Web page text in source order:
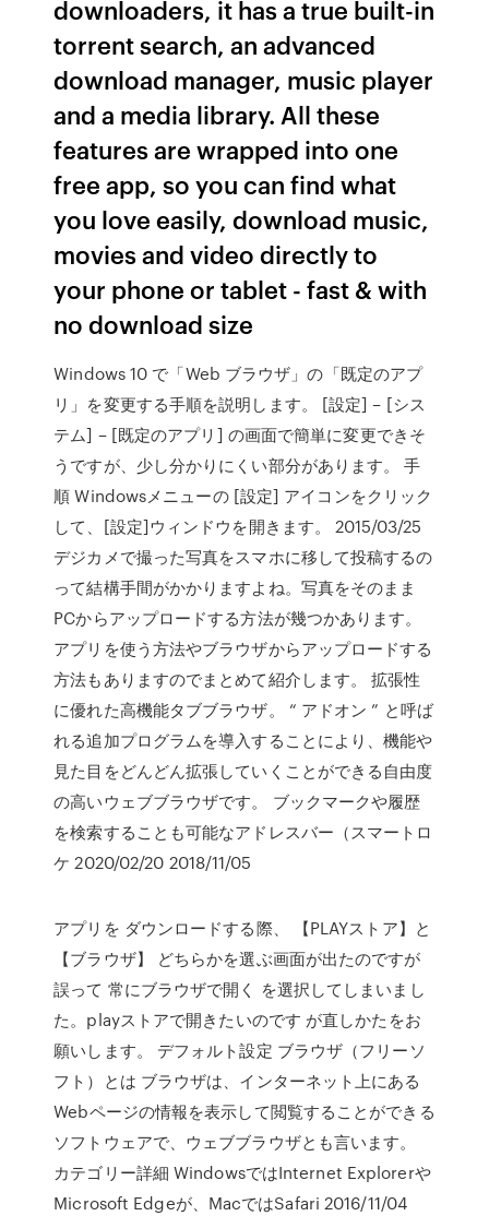
downloaders, it has a true built-in
torrent search, an advanced
download manager, music player
and a media library. All these
features are wrapped into one
free app, so you can find what
you love easily, download music,
movies and video directly to
your phone or tablet - fast & with
no download size
Windows 10 で「Web ブラウザ」の「既定のアプ
リ」を変更する手順を説明します。 [設定] – [シス
テム] – [既定のアプリ] の画面で簡単に変更できそ
うですが、少し分かりにくい部分があります。 手
順 Windowsメニューの [設定] アイコンをクリック
して、[設定]ウィンドウを開きます。 2015/03/25
デジカメで撮った写真をスマホに移して投稿するの
って結構手間がかかりますよね。写真をそのまま
PCからアップロードする方法が幾つかあります。
アプリを使う方法やブラウザからアップロードする
方法もありますのでまとめて紹介します。 拡張性
に優れた高機能タブブラウザ。 “ アドオン ” と呼ば
れる追加プログラムを導入することにより、機能や
見た目をどんどん拡張していくことができる自由度
の高いウェブブラウザです。 ブックマークや履歴
を検索することも可能なアドレスバー（スマートロ
ケ 2020/02/20 2018/11/05
アプリを ダウンロードする際、 【PLAYストア】と
【ブラウザ】 どちらかを選ぶ画面が出たのですが
誤って 常にブラウザで開く を選択してしまいまし
た。playストアで開きたいのです が直しかたをお
願いします。 デフォルト設定 ブラウザ（フリーソ
フト）とは ブラウザは、インターネット上にある
Webページの情報を表示して閲覧することができる
ソフトウェアで、ウェブブラウザとも言います。
カテゴリー詳細 WindowsではInternet Explorerや
Microsoft Edgeが、MacではSafari 2016/11/04